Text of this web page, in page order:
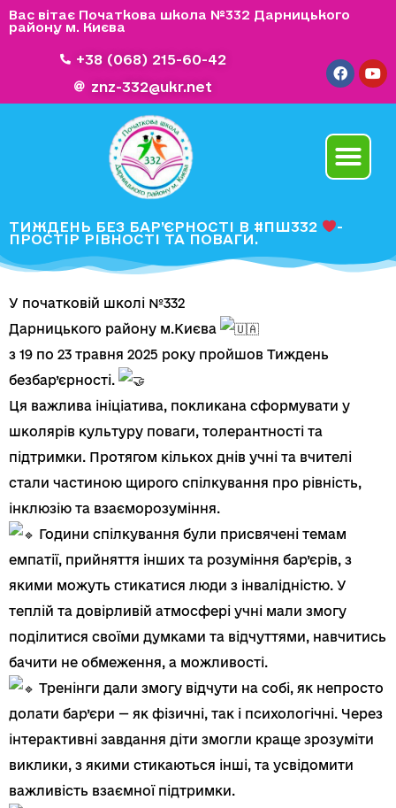
Вас вітає Початкова школа №332 Дарницького
району м. Києва
+38 (068) 215-60-42
znz-332@ukr.net
ТИЖДЕНЬ БЕЗ БАР’ЄРНОСТІ В #ПШ332
-
ПРОСТІР РІВНОСТІ ТА ПОВАГИ.
У початковій школі №332
Дарницького району м.Києва
з 19 по 23 травня 2025 року пройшов Тиждень
безбар’єрності.
Ця важлива ініціатива, покликана сформувати у
школярів культуру поваги, толерантності та
підтримки. Протягом кількох днів учні та вчителі
стали частиною щирого спілкування про рівність,
інклюзію та взаєморозуміння.
Години спілкування були присвячені темам
емпатії, прийняття інших та розуміння бар’єрів, з
якими можуть стикатися люди з інвалідністю. У
теплій та довірливій атмосфері учні мали змогу
поділитися своїми думками та відчуттями, навчитись
бачити не обмеження, а можливості.
Тренінги дали змогу відчути на собі, як непросто
долати бар’єри — як фізичні, так і психологічні. Через
інтерактивні завдання діти змогли краще зрозуміти
виклики, з якими стикаються інші, та усвідомити
важливість взаємної підтримки.